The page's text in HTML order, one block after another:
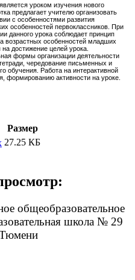
уроком изучения нового
предлагает учителю организовать
с особенностями развития
особенностей первоклассников. При
данного урока соблюдает принцип
возрастных особенностей младших
достижение целей урока.
формы организации деятельности
чередование письменных и
обучения. Работа на интерактивной
формированию активности на уроке.
Размер
27.25 КБ
общеобразовательное
школа № 29